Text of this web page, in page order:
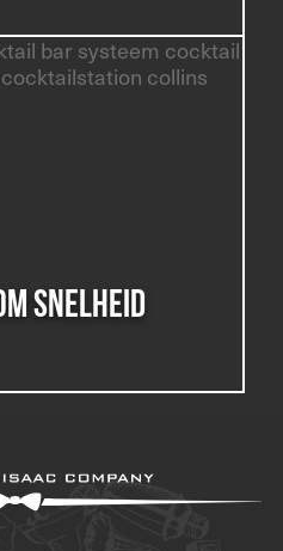
snelheid